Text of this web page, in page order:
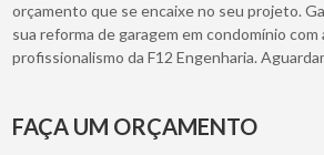
orçamento que se encaixe no seu projeto.
sua reforma de garagem em condomínio
profissionalismo da F12 Engenharia.
FAÇA UM ORÇAMENTO